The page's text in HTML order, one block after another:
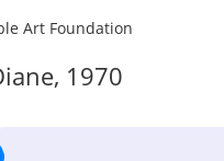
Art Foundation
1970